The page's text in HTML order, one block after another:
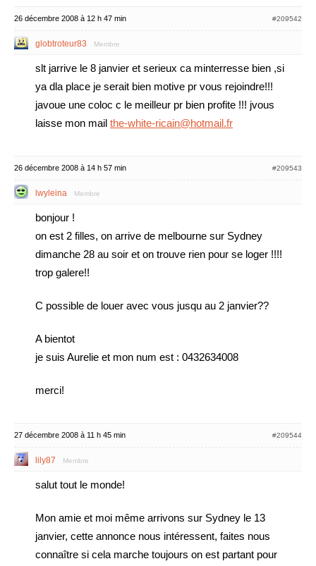
26 décembre 2008 à 12 h 47 min #209542
globtroteur83 Membre
slt jarrive le 8 janvier et serieux ca minterresse bien ,si
ya dla place je serait bien motive pr vous rejoindre!!!
javoue une coloc c le meilleur pr bien profite !!! jvous
laisse mon mail the-white-ricain@hotmail.fr
26 décembre 2008 à 14 h 57 min #209543
lwyleina Membre
bonjour !
on est 2 filles, on arrive de melbourne sur Sydney
dimanche 28 au soir et on trouve rien pour se loger !!!!
trop galere!!
C possible de louer avec vous jusqu au 2 janvier??
A bientot
je suis Aurelie et mon num est : 0432634008
merci!
27 décembre 2008 à 11 h 45 min #209544
lily87 Membre
salut tout le monde!
Mon amie et moi même arrivons sur Sydney le 13
janvier, cette annonce nous intéressent, faites nous
connaître si cela marche toujours on est partant pour